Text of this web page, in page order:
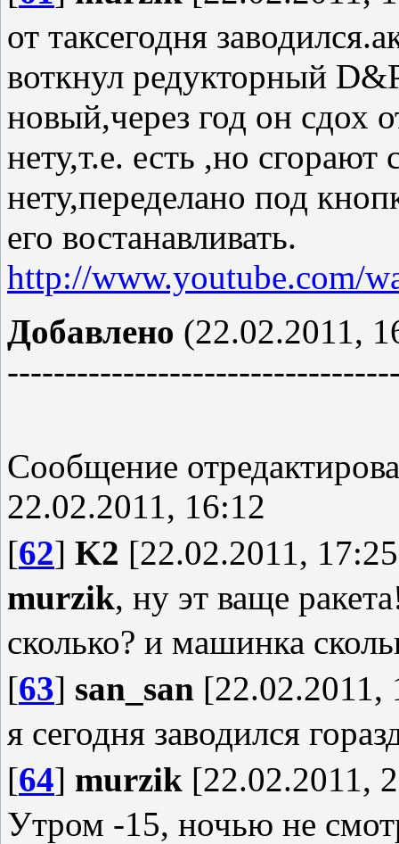
от таксегодня
воткнул редукторный
новый,через год он сдох
нету,т.е. есть ,но
нету,переделано под
его востанавливать.
http://www.youtube.com/
Добавлено (22.02.2011,
Сообщение
22.02.2011, 16:12
[62] K2 [22.02.2011,
murzik, ну эт ваще
сколько? и машинка
[63] san_san [22.02.2011,
я сегодня заводился
[64] murzik [22.02.2011,
Утром -15, ночью не